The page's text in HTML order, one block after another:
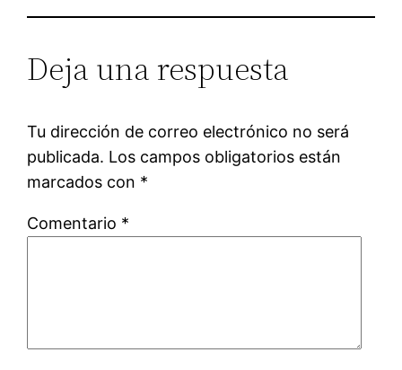
Deja una respuesta
Tu dirección de correo electrónico no será
publicada. Los campos obligatorios están
marcados con *
Comentario *